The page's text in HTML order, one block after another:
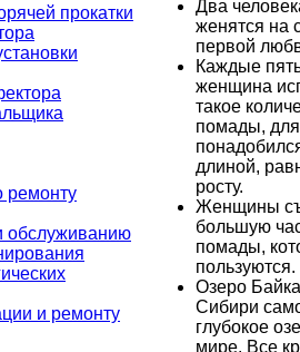
прокатки
ремонту
обслуживанию
и ремонту
Два
женятся на
первой
Каждые
женщина
такое
помады, для
длиной,
росту.
Женщины
большую
помады,
пользуются.
Озеро
Сибири
глубокое
мире. Все